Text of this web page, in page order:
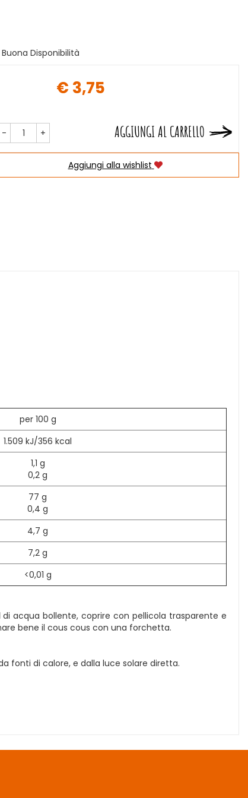
Buona Disponibilità
€ 3,75
- + AGGIUNGI AL CARRELLO
Aggiungi alla wishlist
per 100 g
1.509 kJ/356 kcal
1,1 g
0,2 g
77 g
0,4 g
4,7 g
7,2 g
<0,01 g
acqua bollente, coprire con pellicola trasparente e
bene il cous cous con una forchetta.
fonti di calore, e dalla luce solare diretta.